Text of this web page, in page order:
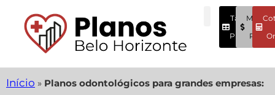
Tabela
PreçosPreços
Início » Planos odontológicos para grandes empresas: